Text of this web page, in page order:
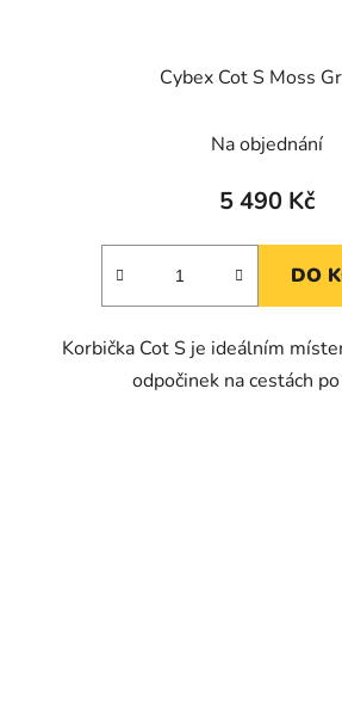
Cybex Cot S Moss
Na objednání
5 490 Kč
DO
Korbička Cot S je ideálním
odpočinek na cestách